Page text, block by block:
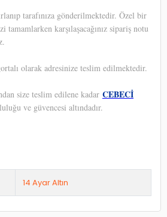
tarafınıza gönderilmektedir. Özel bir
tamamlarken karşılaşacağınız sipariş notu
olarak adresinize teslim edilmektedir.
size teslim edilene kadar CEBECİ
ve güvencesi altındadır.
14 Ayar Altın